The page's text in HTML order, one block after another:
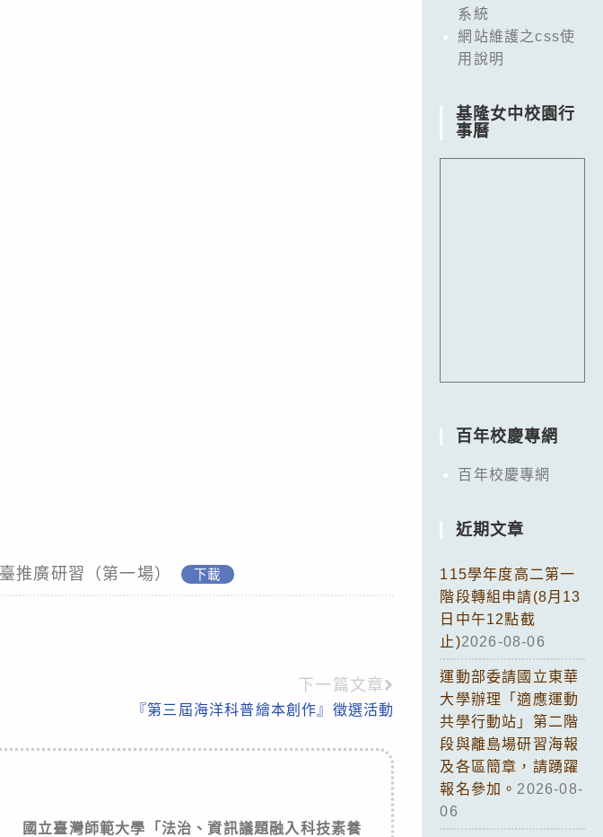
推廣研習（第一場） 下載
下一篇文章
『第三屆海洋科普繪本創作』徵選活動
國立臺灣師範大學「法治、資訊議題融入科技素養
系統
網站維護之css使
用說明
基隆女中校園行
事曆
百年校慶專網
百年校慶專網
近期文章
115學年度高二第一
階段轉組申請(8月13
日中午12點截
止)2026-08-06
運動部委請國立東華
大學辦理「適應運動
共學行動站」第二階
段與離島場研習海報
及各區簡章，請踴躍
報名參加。 2026-08-
06